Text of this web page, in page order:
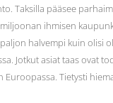
Taksilla pääsee
ihmisen
halvempi kuin olisi
Jotkut asiat taas ovat
Tietysti